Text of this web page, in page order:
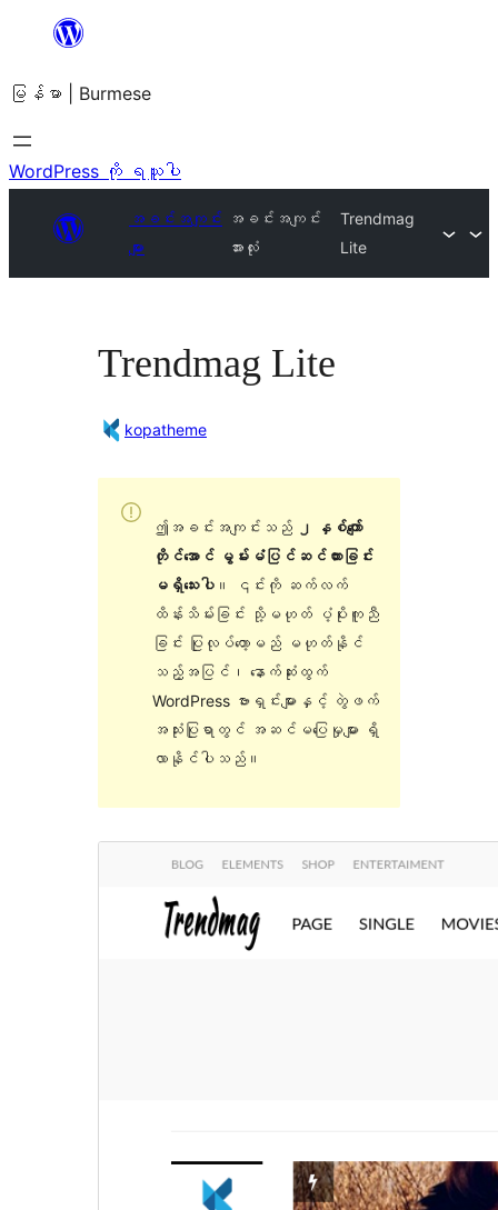
အကြောင်းအရာ
ကျော်သွား
ရန်
မြန်မာ | Burmese
WordPress ကို ရယူပါ
အခင်းအကျင်း
များ
အခင်းအကျင်း
အားလုံး
Trendmag
Lite
Trendmag Lite
kopatheme
ဤအခင်းအကျင်းသည်
၂ နှစ်ကျော်
တိုင်အောင် မွမ်းမံပြင်ဆင်ထားခြင်း
မရှိသေးပါ။ ၎င်းကို ဆက်လက်
ထိန်းသိမ်းခြင်း သို့မဟုတ် ပံ့ပိုးကူညီ
ခြင်း ပြုလုပ်တော့မည် မဟုတ်နိုင်
သည့်အပြင်၊ နောက်ဆုံးထွက်
WordPress ဗားရှင်းများနှင့် တွဲဖက်
အသုံးပြုရာတွင် အဆင်မပြေမှုများ ရှိ
လာနိုင်ပါသည်။